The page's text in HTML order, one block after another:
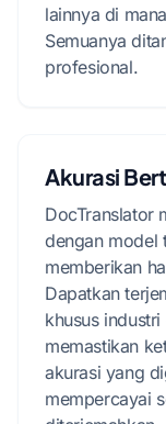
lainnya di
Semuanya
profesional.
Akurasi
DocTranslator
dengan model
memberikan
Dapatkan
khusus
memastikan
akurasi yang
mempercayai